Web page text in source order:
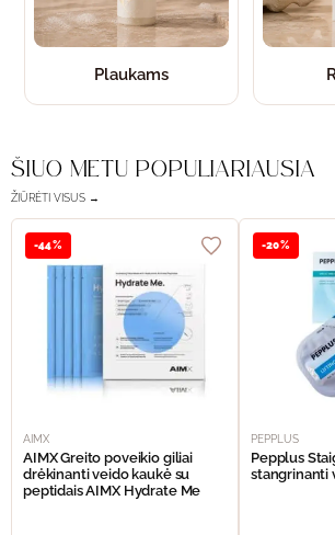
Plaukams
ŠIUO METU POPULIARIAUSIA
ŽIŪRĖTI VISUS →
-44%
AIMX
AIMX Greito poveikio giliai
drėkinanti veido kaukė su
peptidais AIMX Hydrate Me
-20%
PEPPLUS
Pepplus
stangrinanti